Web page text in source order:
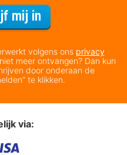
mij in
volgens ons privacy
meer ontvangen? Dan kun
door onderaan de
te klikken.
via: